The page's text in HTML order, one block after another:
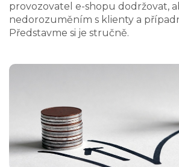
provozovatel e-shopu dodržovat,
nedorozuměním s klienty a
Představme si je stručně.